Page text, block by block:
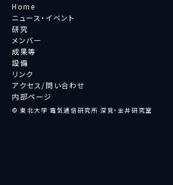
Home
ニュース・イベント
研究
メンバー
成果等
設備
リンク
アクセス/問い合わせ
内部ページ
© 東北大学 電気通信研究所 深見・金井研究室